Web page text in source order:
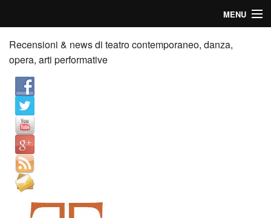
MENU
Home
Recensioni
Anticipazioni
News
Palazzi consiglia
Video
Chi siamo
Recensioni & news di teatro contemporaneo, danza,
opera, arti performative